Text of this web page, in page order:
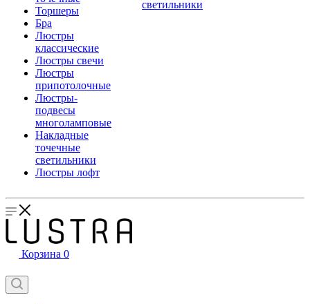
Торшеры
Бра
Люстры
классические
Люстры свечи
Люстры
припотолочные
Люстры-
подвесы
многоламповые
Накладные
точечные
светильники
Люстры лофт
светильники
Корзина 0